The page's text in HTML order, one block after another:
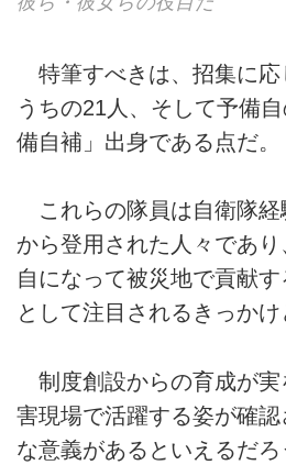
特筆すべきは、招集に応
うちの21人、そして予備
備自補」出身である点だ。
これらの隊員は自衛隊経
から登用された人々であ
自になって被災地で貢献
として注目されるきっかけ
制度創設からの育成が実
害現場で活躍する姿が確認
な意義があるといえるだろ